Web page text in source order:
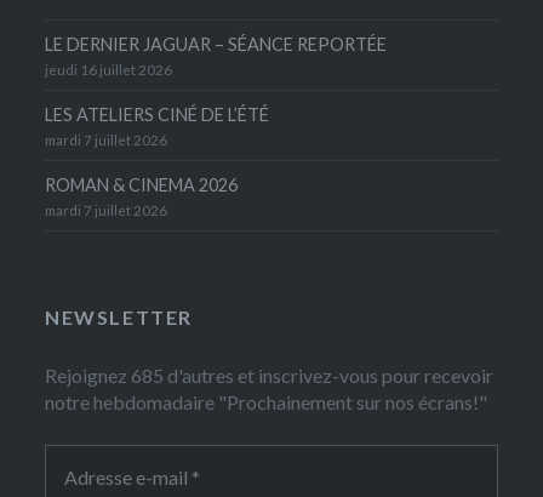
LE DERNIER JAGUAR – SÉANCE REPORTÉE
jeudi 16 juillet 2026
LES ATELIERS CINÉ DE L’ÉTÉ
mardi 7 juillet 2026
ROMAN & CINEMA 2026
mardi 7 juillet 2026
NEWSLETTER
Rejoignez 685 d'autres et inscrivez-vous pour recevoir
notre hebdomadaire "Prochainement sur nos écrans!"